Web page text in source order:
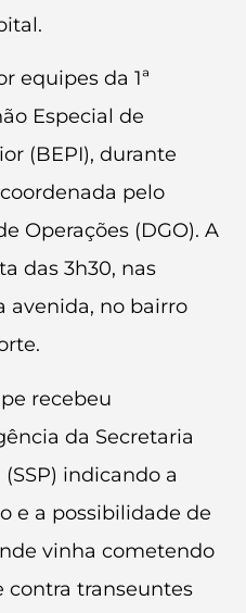
equipes da 1ª
Especial de
(BEPI), durante
pelo
Operações (DGO). A
das 3h30, nas
avenida, no bairro
recebeu
da Secretaria
indicando a
e a possibilidade de
vinha cometendo
contra transeuntes